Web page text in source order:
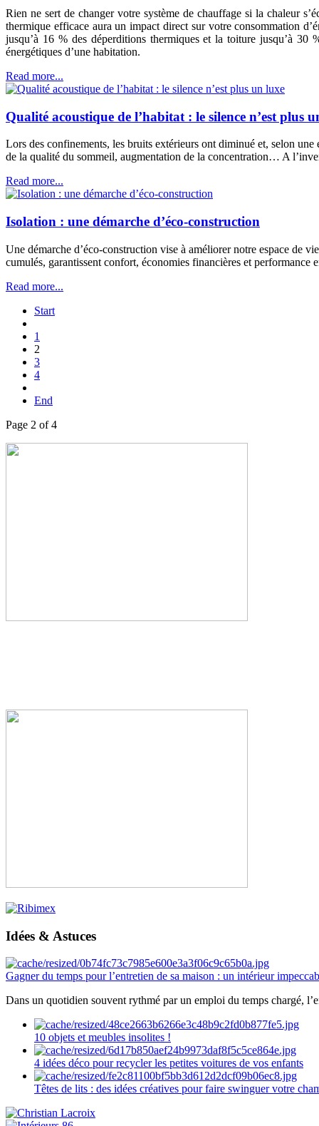
Rien ne sert de changer votre système de chauffage si la chaleur
thermique efficace aura un impact direct sur votre consommation
jusqu’à 16 % des déperditions thermiques et la toiture jusqu’à
énergétiques d’une habitation.
Read more...
Qualité acoustique de l’habitat : le silence n’est plus
Lors des confinements, les bruits extérieurs ont diminué et, selon
de la qualité du sommeil, augmentation de la concentration… A
Read more...
Isolation : une démarche d’éco-construction
Une démarche d’éco-construction vise à améliorer notre espace de
cumulés, garantissent confort, économies financières et
Read more...
Start
1
2
3
4
End
Page 2 of 4
Idées & Astuces
Gagner du temps pour l’entretien de sa maison : un intérieur
Dans un quotidien souvent rythmé par un emploi du temps chargé,
10 objets et meubles insolites !
4 idées déco pour recycler les petites voitures de vos enfants
Têtes de lits : des idées créatives pour faire swinguer votre